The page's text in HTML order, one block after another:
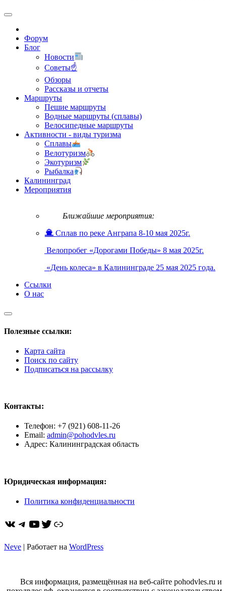
Форум
Блог
Новости
Советы☝
Обзоры
Рассказы и отчеты
Маршруты
Пешие маршруты
Водные маршруты (сплавы)
Велосипедные маршруты
Активности - виды туризма
Сплавы
Велотуризм
Экотуризм
Рыбалка
Калининград
Мероприятия
Ближайшие мероприятия:
Сплав по реке Анграпа 8-10 мая 2025г.
Велопробег «Дорогами Победы» 8 мая 2025г.
«День колеса» в Калининграде 25 мая 2025 года.
Ссылки
О нас
Полезные ссылки:
Карта сайта
Поиск по сайту
Подписаться на рассылку
Контакты:
Телефон: +7 (921) 608-11-26
Email: admin@pohodvles.ru
Адрес: Калининградская область
Юридическая информация:
Политика конфиденциальности
ВКонтакте
Telegram
YouTube
Twitter
https://dzen.ru/pohodvles
Neve | Работает на WordPress
Вся информация, размещённая на веб-сайте pohodvles.ru и